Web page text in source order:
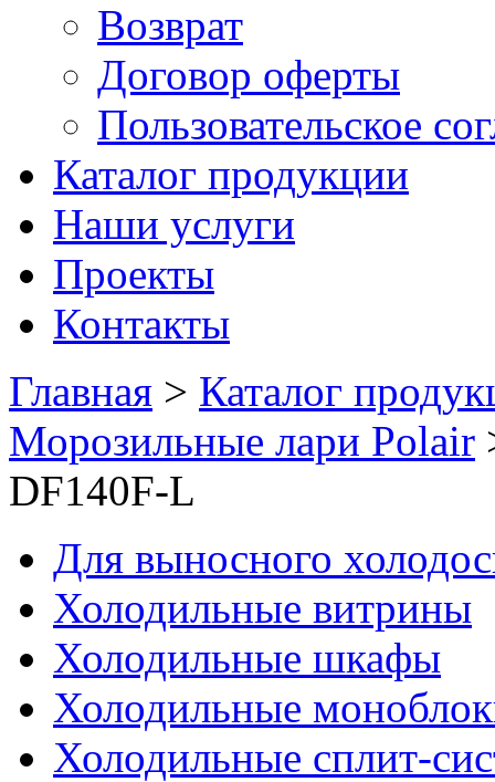
Возврат
Договор оферты
Пользовательское
Каталог продукции
Наши услуги
Проекты
Контакты
Главная > Каталог
Морозильные лари Polair
DF140F-L
Для выносного
Холодильные витрины
Холодильные шкафы
Холодильные
Холодильные сплит-